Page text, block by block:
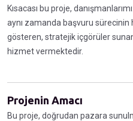
Kısacası bu proje,
aynı zamanda başvuru sürecinin
gösteren, stratejik içgörüler
hizmet vermektedir.
Projenin Amacı
Bu proje, doğrudan pazara